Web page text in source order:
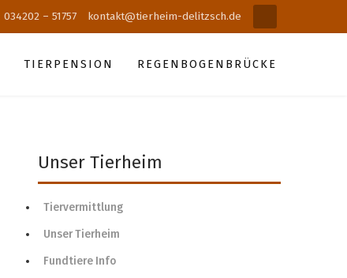
034202 – 51757 kontakt@tierheim-delitzsch.de
TIERPENSION REGENBOGENBRÜCKE
Unser Tierheim
Tiervermittlung
Unser Tierheim
Fundtiere Info